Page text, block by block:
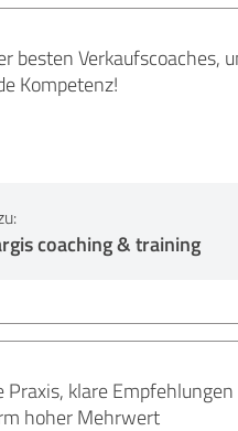
besten Verkaufscoaches,
Kompetenz!
coaching & training
klare
hoher Mehrwert